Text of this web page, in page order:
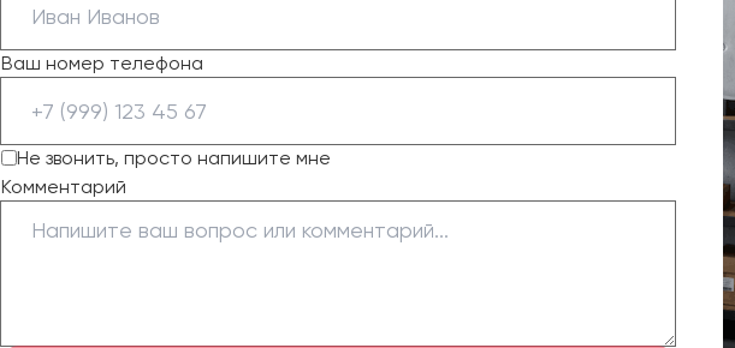
Ваш номер телефона
Не звонить, просто напишите мне
Комментарий